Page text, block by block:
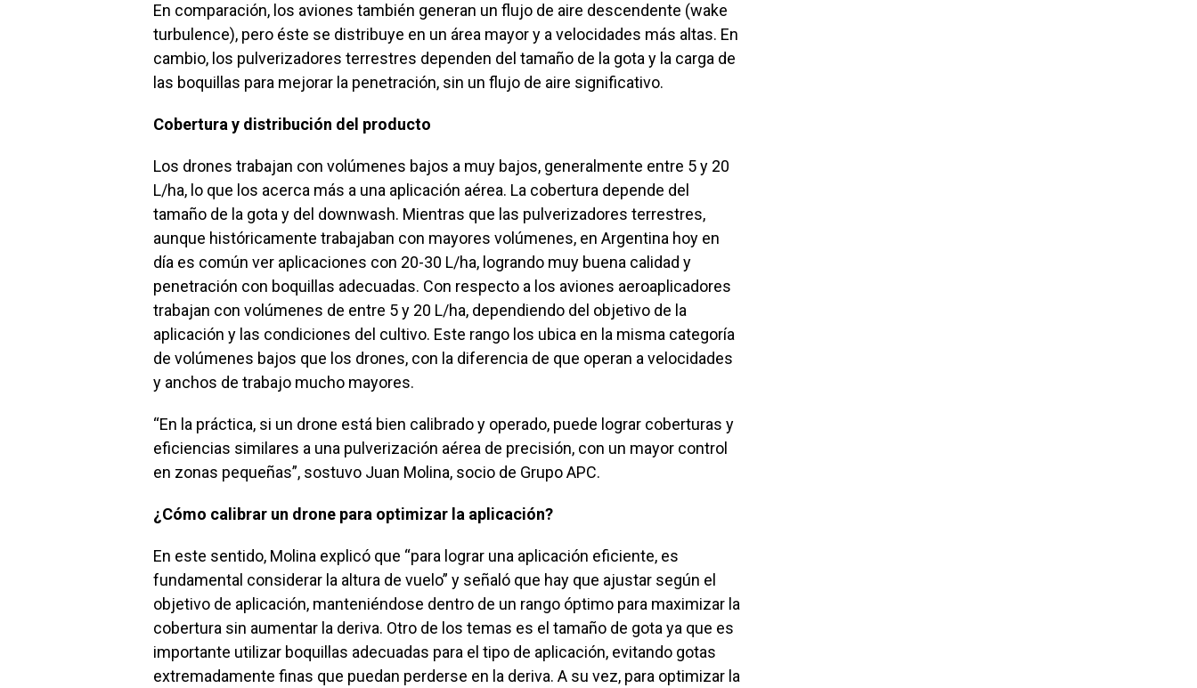
En comparación, los aviones también generan un flujo de aire descendente (wake
turbulence), pero éste se distribuye en un área mayor y a velocidades más altas. En
cambio, los pulverizadores terrestres dependen del tamaño de la gota y la carga de
las boquillas para mejorar la penetración, sin un flujo de aire significativo.
Cobertura y distribución del producto
Los drones trabajan con volúmenes bajos a muy bajos, generalmente entre 5 y 20
L/ha, lo que los acerca más a una aplicación aérea. La cobertura depende del
tamaño de la gota y del downwash. Mientras que las pulverizadores terrestres,
aunque históricamente trabajaban con mayores volúmenes, en Argentina hoy en
día es común ver aplicaciones con 20-30 L/ha, logrando muy buena calidad y
penetración con boquillas adecuadas. Con respecto a los aviones aeroaplicadores
trabajan con volúmenes de entre 5 y 20 L/ha, dependiendo del objetivo de la
aplicación y las condiciones del cultivo. Este rango los ubica en la misma categoría
de volúmenes bajos que los drones, con la diferencia de que operan a velocidades
y anchos de trabajo mucho mayores.
“En la práctica, si un drone está bien calibrado y operado, puede lograr coberturas y
eficiencias similares a una pulverización aérea de precisión, con un mayor control
en zonas pequeñas”, sostuvo Juan Molina, socio de Grupo APC.
¿Cómo calibrar un drone para optimizar la aplicación?
En este sentido, Molina explicó que “para lograr una aplicación eficiente, es
fundamental considerar la altura de vuelo” y señaló que hay que ajustar según el
objetivo de aplicación, manteniéndose dentro de un rango óptimo para maximizar la
cobertura sin aumentar la deriva. Otro de los temas es el tamaño de gota ya que es
importante utilizar boquillas adecuadas para el tipo de aplicación, evitando gotas
extremadamente finas que puedan perderse en la deriva. A su vez, para optimizar la